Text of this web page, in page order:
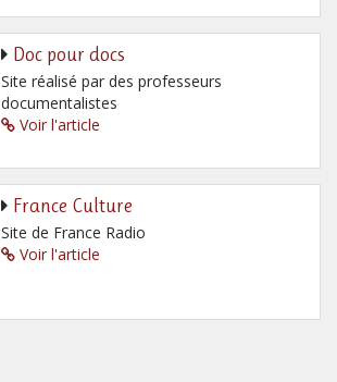
Doc pour docs
Site réalisé par des professeurs
documentalistes
Voir l'article
France Culture
Site de France Radio
Voir l'article